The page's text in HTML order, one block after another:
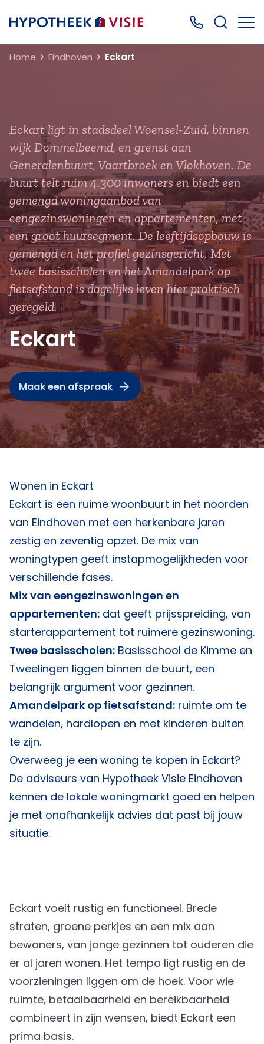
Terug naar home Bel ons: 0499
Home Eindhoven Eckart
Eckart ligt in stadsdeel Woensel-Zuid, binnen
wijk Dommelbeemd, en grenst aan
Generalenbuurt, Vaartbroek en Vlokhoven. De
buurt telt ruim 4.300 inwoners en biedt een
gemengd woningaanbod van
eengezinswoningen en appartementen, met
een groot huursegment. De leeftijdsopbouw is
gemengd en het profiel gezinsgericht. Met
twee basisscholen en het Amandelpark op
fietsafstand is dagelijks leven hier praktisch
geregeld.
Eckart
Maak een afspraak
Wonen in Eckart
Eckart is een ruime woonbuurt in het noorden
van Eindhoven met een herkenbare jaren
zestig en zeventig opzet. De mix van
woningtypen geeft instapmogelijkheden voor
verschillende fases.
Mix van eengezinswoningen en
appartementen: dat geeft prijsspreiding, van
starterappartement tot ruimere gezinswoning.
Twee basisscholen: Basisschool de Kimme en
Tweelingen liggen binnen de buurt, een
belangrijk argument voor gezinnen.
Amandelpark op fietsafstand: ruimte om te
wandelen, hardlopen en met kinderen buiten
te zijn.
Overweeg je een woning te kopen in Eckart?
De adviseurs van Hypotheek Visie Eindhoven
kennen de lokale woningmarkt goed en helpen
je met onafhankelijk advies dat past bij jouw
situatie.
Eckart voelt rustig en functioneel. Brede
straten, groene perkjes en een mix aan
bewoners, van jonge gezinnen tot ouderen die
er al jaren wonen. Het tempo ligt rustig en de
voorzieningen liggen om de hoek. Voor wie
ruimte, betaalbaarheid en bereikbaarheid
combineert in zijn wensen, biedt Eckart een
prima basis.